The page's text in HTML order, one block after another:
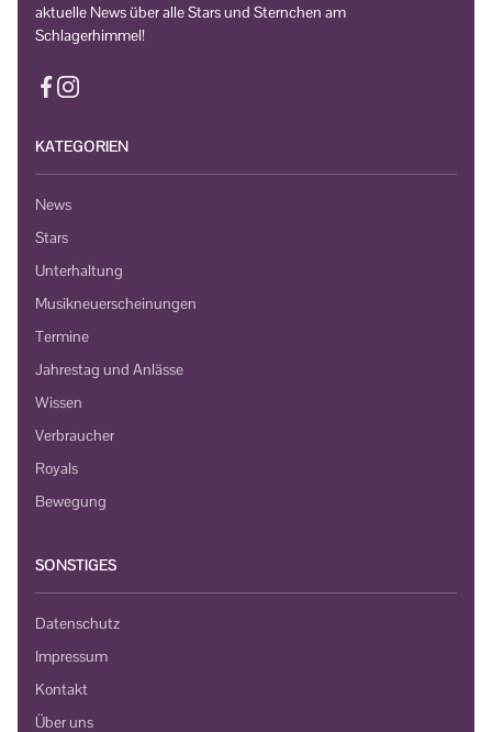
aktuelle News über alle Stars und Sternchen am
Schlagerhimmel!
KATEGORIEN
News
Stars
Unterhaltung
Musikneuerscheinungen
Termine
Jahrestag und Anlässe
Wissen
Verbraucher
Royals
Bewegung
SONSTIGES
Datenschutz
Impressum
Kontakt
Über uns